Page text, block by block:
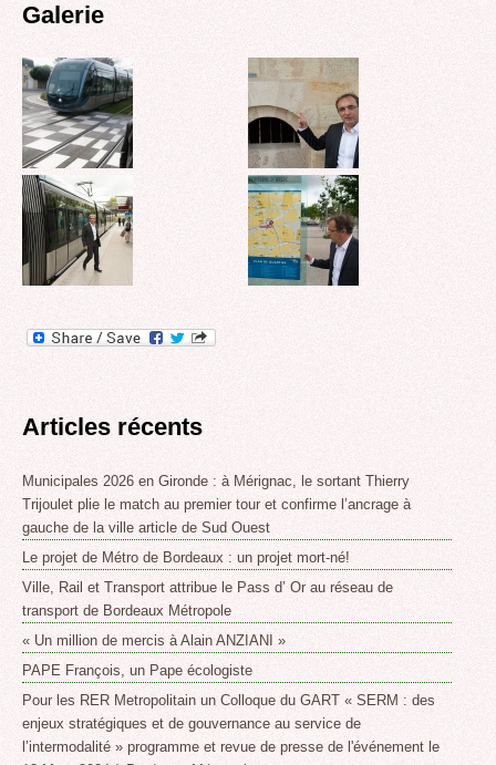
Galerie
Articles récents
Municipales 2026 en Gironde : à Mérignac, le sortant Thierry
Trijoulet plie le match au premier tour et confirme l’ancrage à
gauche de la ville article de Sud Ouest
Le projet de Métro de Bordeaux : un projet mort-né!
Ville, Rail et Transport attribue le Pass d’ Or au réseau de
transport de Bordeaux Métropole
« Un million de mercis à Alain ANZIANI »
PAPE François, un Pape écologiste
Pour les RER Metropolitain un Colloque du GART « SERM : des
enjeux stratégiques et de gouvernance au service de
l’intermodalité » programme et revue de presse de l'événement le